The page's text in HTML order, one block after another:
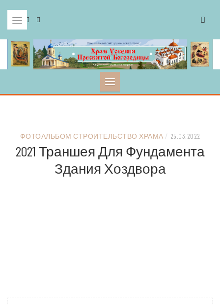
content
ФОТОАЛЬБОМ СТРОИТЕЛЬСТВО ХРАМА / 25.03.2022
2021 Траншея Для Фундамента
Здания Хоздвора